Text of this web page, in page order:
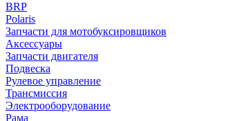
BRP
Polaris
Запчасти для мотобуксировщиков
Аксессуары
Запчасти двигателя
Подвеска
Рулевое управление
Трансмиссия
Электрооборудование
Рама